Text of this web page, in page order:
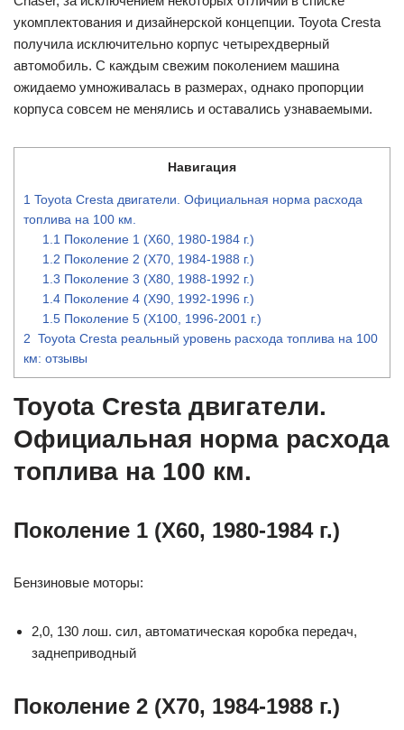
укомплектования и дизайнерской концепции. Toyota Cresta
получила исключительно корпус четырехдверный
автомобиль. С каждым свежим поколением машина
ожидаемо умноживалась в размерах, однако пропорции
корпуса совсем не менялись и оставались узнаваемыми.
Навигация
1 Toyota Cresta двигатели. Официальная норма расхода
топлива на 100 км.
1.1 Поколение 1 (X60, 1980-1984 г.)
1.2 Поколение 2 (X70, 1984-1988 г.)
1.3 Поколение 3 (X80, 1988-1992 г.)
1.4 Поколение 4 (X90, 1992-1996 г.)
1.5 Поколение 5 (X100, 1996-2001 г.)
2 Toyota Cresta реальный уровень расхода топлива на 100
км: отзывы
Toyota Cresta двигатели.
Официальная норма расхода
топлива на 100 км.
Поколение 1 (X60, 1980-1984 г.)
Бензиновые моторы:
2,0, 130 лош. сил, автоматическая коробка передач,
заднеприводный
Поколение 2 (X70, 1984-1988 г.)